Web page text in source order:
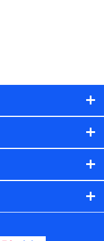
保険関連サービスに
るもしくは委託を受
ドコモおよび提携
応じたサービス・商
め
務を行うため